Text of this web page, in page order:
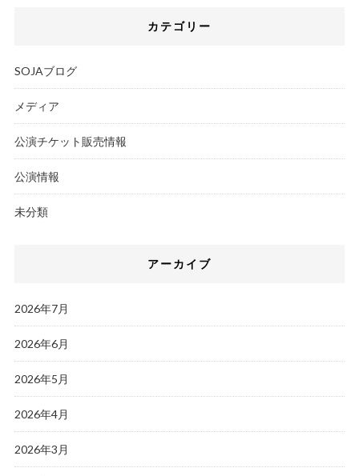
カテゴリー
SOJAブログ
メディア
公演チケット販売情報
公演情報
未分類
アーカイブ
2026年7月
2026年6月
2026年5月
2026年4月
2026年3月